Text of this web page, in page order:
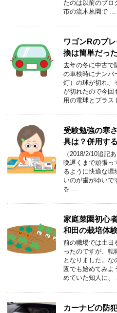
たのは以前のブロ
市の流木墓園で …
ワゴンRのブ
換は簡単だっ
去年の冬に中古で
の車検時にナンバ
灯）の球が切れ、
が切れたので今回
用の電球とプラス
受験勉強の寒
具は？併用す
（2018/2/10追記
晩遅くまで頑張っ
るように快適な環
いのが歯がゆいで
を …
家庭菜園初心
和田の栽培体
前の職場では土日
ったのですが、転
となりました。な
園でも始めてみよ
めていた知人に、
カーナビの防